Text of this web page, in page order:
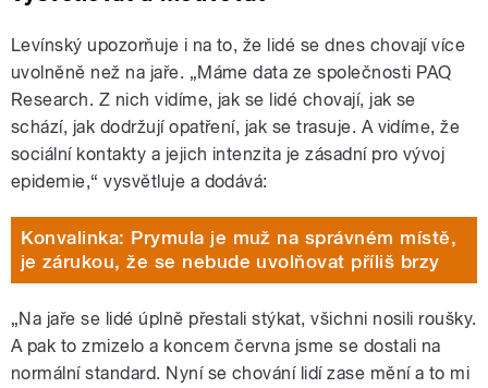
Levínský upozorňuje i na to, že lidé se dnes chovají více
uvolněně než na jaře. „Máme data ze společnosti PAQ
Research. Z nich vidíme, jak se lidé chovají, jak se
schází, jak dodržují opatření, jak se trasuje. A vidíme, že
sociální kontakty a jejich intenzita je zásadní pro vývoj
epidemie,“ vysvětluje a dodává:
Konvalinka: Prymula je muž na správném místě,
je zárukou, že se nebude uvolňovat příliš brzy
„Na jaře se lidé úplně přestali stýkat, všichni nosili roušky.
A pak to zmizelo a koncem června jsme se dostali na
normální standard. Nyní se chování lidí zase mění a to mi